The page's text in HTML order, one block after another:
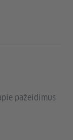
pažeidimus